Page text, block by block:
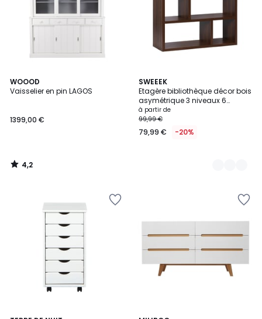
WOOOD
Vaisselier en pin LAGOS
1399,00 €
4,2
/ 5
4,2
/
SWEEEK
Etagère bibliothèque décor bois
asymétrique 3 niveaux 6
compartiments BASIKS
à partir de
99,99 €
79,99 € -20%
3
Couleurs